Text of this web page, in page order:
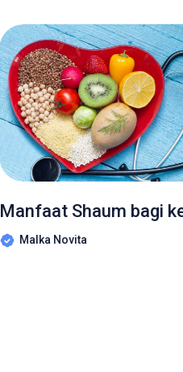
Manfaat Shaum bagi
Malka Novita